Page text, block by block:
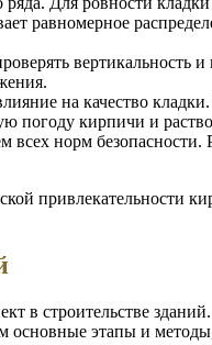
равномерное
на качество
кирпичи и
всех норм
в строительстве
основные этапы и